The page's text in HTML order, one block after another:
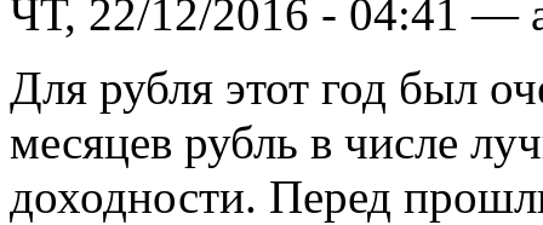
ЧТ, 22/12/2016 - 04:41 —
Для рубля этот год был
месяцев рубль в числе
доходности. Перед